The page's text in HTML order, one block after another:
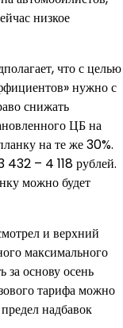
низкое
что с целью
нужно с
снижать
ЦБ на
на те же 30%.
432 – 4 118 рублей.
можно будет
и верхний
максимального
за основу осень
тарифа можно
надбавок